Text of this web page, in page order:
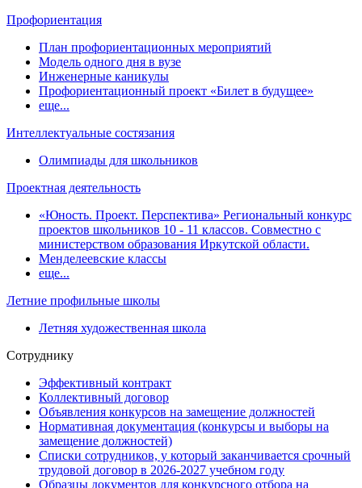
Профориентация
План профориентационных мероприятий
Модель одного дня в вузе
Инженерные каникулы
Профориентационный проект «Билет в будущее»
еще...
Интеллектуальные состязания
Олимпиады для школьников
Проектная деятельность
«Юность. Проект. Перспектива» Региональный конкурс
проектов школьников 10 - 11 классов. Совместно с
министерством образования Иркутской области.
Менделеевские классы
еще...
Летние профильные школы
Летняя художественная школа
Сотруднику
Эффективный контракт
Коллективный договор
Объявления конкурсов на замещение должностей
Нормативная документация (конкурсы и выборы на
замещение должностей)
Списки сотрудников, у который заканчивается срочный
трудовой договор в 2026-2027 учебном году
Образцы документов для конкурсного отбора на